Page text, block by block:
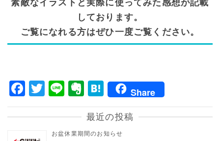
素敵なイラストと実際に使ってみた感想が記載
しております。
ご覧になれる方はぜひ一度ご覧ください。
Facebook
TwitterLineEvernote
Hatena
Share
最近の投稿
お盆休業期間のお知らせ